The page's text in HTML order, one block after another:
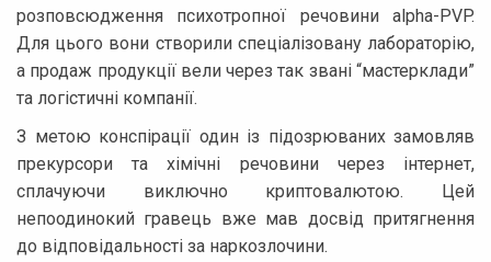
розповсюдження психотропної речовини alpha-PVP.
Для цього вони створили спеціалізовану лабораторію,
а продаж продукції вели через так звані “мастерклади”
та логістичні компанії.
З метою конспірації один із підозрюваних замовляв
прекурсори та хімічні речовини через інтернет,
сплачуючи виключно криптовалютою. Цей
непоодинокий гравець вже мав досвід притягнення
до відповідальності за наркозлочини.